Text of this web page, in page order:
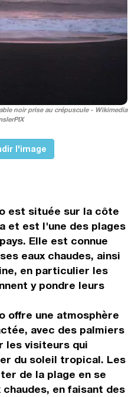
noir prise au crépuscule - Wikimedia
l'image
est située sur la côte
et est l'une des plages
Elle est connue
eaux chaudes, ainsi
en particulier les
y pondre leurs
offre une atmosphère
avec des palmiers
les visiteurs qui
du soleil tropical. Les
de la plage en se
chaudes, en faisant des